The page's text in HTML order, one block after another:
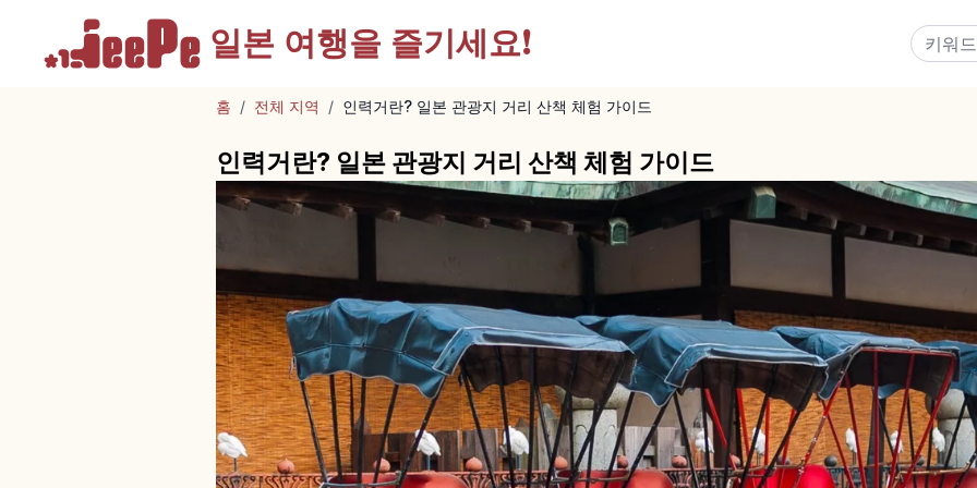
일본 여행을 즐기세요!
홈 / 전체 지역 / 인력거란? 일본 관광지 거리 산책 체험 가이드
인력거란? 일본 관광지 거리 산책 체험 가이드